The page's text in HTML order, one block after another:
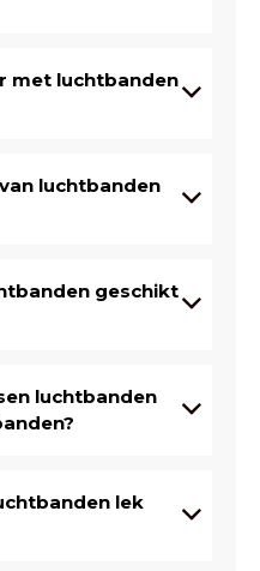
met luchtbanden
luchtbanden
geschikt
luchtbanden
lek